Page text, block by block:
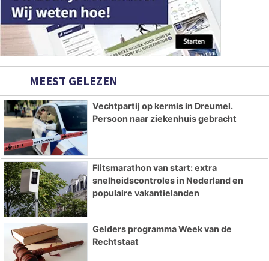
MEEST GELEZEN
Vechtpartij op kermis in Dreumel.
Persoon naar ziekenhuis gebracht
Flitsmarathon van start: extra
snelheidscontroles in Nederland en
populaire vakantielanden
Gelders programma Week van de
Rechtstaat